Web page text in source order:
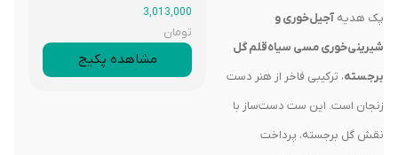
پک هدیه آجیل‌خوری و
شیرینی‌خوری مسی سیاه‌قلم گل
برجسته، ترکیبی فاخر از هنر دست
زنجان است. این ست دست‌ساز با
نقش گل برجسته، پرداخت
3,013,000
تومان
مشاهده پکیج